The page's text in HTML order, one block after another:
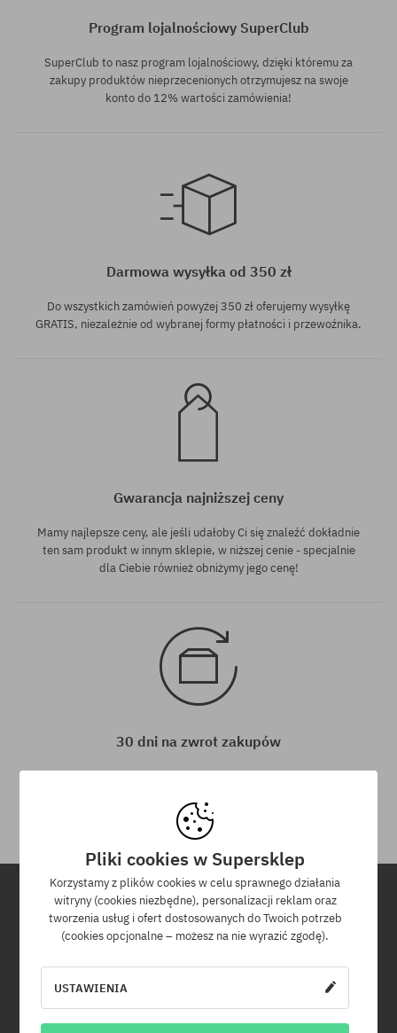
Dostępne rozmiary:
Program lojalnościowy SuperClub
SuperClub to nasz program lojalnościowy, dzięki któremu za
zakupy produktów nieprzecenionych otrzymujesz na swoje
konto do 12% wartości zamówienia!
Darmowa wysyłka od 350 zł
Do wszystkich zamówień powyżej 350 zł oferujemy wysyłkę
GRATIS, niezależnie od wybranej formy płatności i przewoźnika.
Gwarancja najniższej ceny
Mamy najlepsze ceny, ale jeśli udałoby Ci się znaleźć dokładnie
ten sam produkt w innym sklepie, w niższej cenie - specjalnie
dla Ciebie również obniżymy jego cenę!
30 dni na zwrot zakupów
Newsletter
Zapisz się do naszego newslettera, a dowiesz się jako pierwszy o
Pliki cookies w Supersklep
Korzystamy z plików cookies w celu sprawnego działania
witryny (cookies niezbędne), personalizacji reklam oraz
tworzenia usług i ofert dostosowanych do Twoich potrzeb
(cookies opcjonalne – możesz na nie wyrazić zgodę).
USTAWIENIA